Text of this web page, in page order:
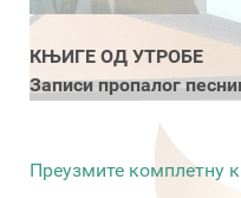
КЊИГЕ ОД УТРОБЕ
Записи пропалог
Преузмите комплетну